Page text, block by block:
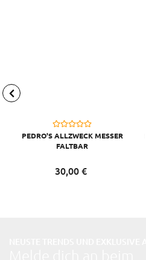
PEDRO'S ALLZWECK MESSER
FALTBAR
30,00 €